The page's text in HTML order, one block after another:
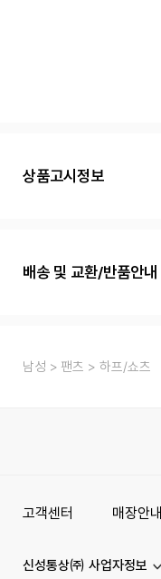
상품고시정보
배송 및 교환/반품안내
남성 팬츠 하프/쇼츠
고객센터 매장안내
신성통상㈜ 사업자정보